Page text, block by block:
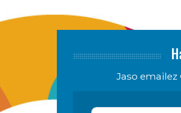
Jaso